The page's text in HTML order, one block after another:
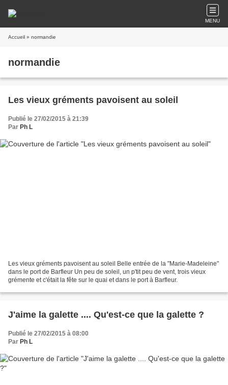
MENU
Accueil » normandie
normandie
Les vieux gréments pavoisent au soleil
Publié le 27/02/2015 à 21:39
Par Ph L
Les vieux gréments pavoisent au soleil Belle entrée de la "Marie-Madeleine"
dans le port de Barfleur Un peu de soleil, un p'tit peu de vent, trois vieux
grémente et c'était la fête sur le quai et dans le port à Barfleur.
J'aime la galette .... Qu'est-ce que la galette ?
Publié le 27/02/2015 à 08:00
Par Ph L